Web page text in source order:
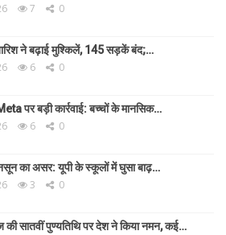
7 0
ने बढ़ाई मुश्किलें, 145 सड़कें बंद;…
6 0
पर बड़ी कार्रवाई: बच्चों के मानसिक…
6 0
का असर: यूपी के स्कूलों में घुसा बाढ़…
3 0
की सातवीं पुण्यतिथि पर देश ने किया नमन, कई…